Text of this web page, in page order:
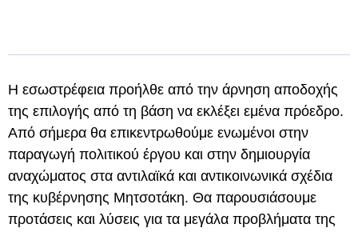
Η εσωστρέφεια προήλθε από την άρνηση αποδοχής
της επιλογής από τη βάση να εκλέξει εμένα πρόεδρο.
Από σήμερα θα επικεντρωθούμε ενωμένοι στην
παραγωγή πολιτικού έργου και στην δημιουργία
αναχώματος στα αντιλαϊκά και αντικοινωνικά σχέδια
της κυβέρνησης Μητσοτάκη. Θα παρουσιάσουμε
προτάσεις και λύσεις για τα μεγάλα προβλήματα της